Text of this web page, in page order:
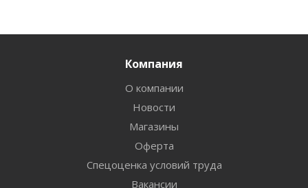
Компания
О компании
Новости
Магазины
Оферта
Спецоценка условий труда
Вакансии